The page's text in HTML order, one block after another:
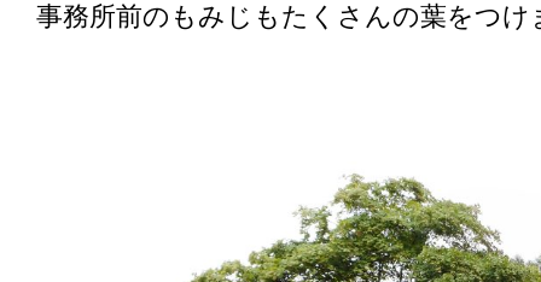
事務所前のもみじもたくさんの葉をつけ